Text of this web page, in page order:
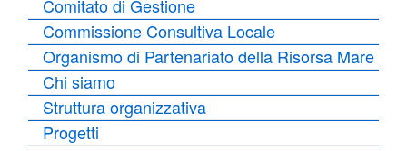
Comitato di Gestione
Commissione Consultiva Locale
Organismo di Partenariato della Risorsa Mare
Chi siamo
Struttura organizzativa
Progetti